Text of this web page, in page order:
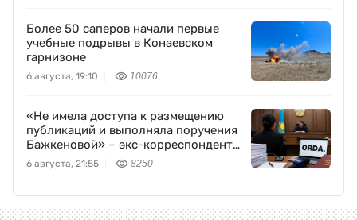
Более 50 саперов начали первые
учебные подрывы в Конаевском
гарнизоне
6 августа, 19:10 10076
«Не имела доступа к размещению
публикаций и выполняла поручения
Бажкеновой» – экс-корреспондент
Orda.kz Дуйсенова
6 августа, 21:55 8250